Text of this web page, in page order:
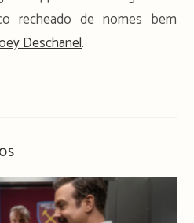
recheado de nomes bem
Deschanel.